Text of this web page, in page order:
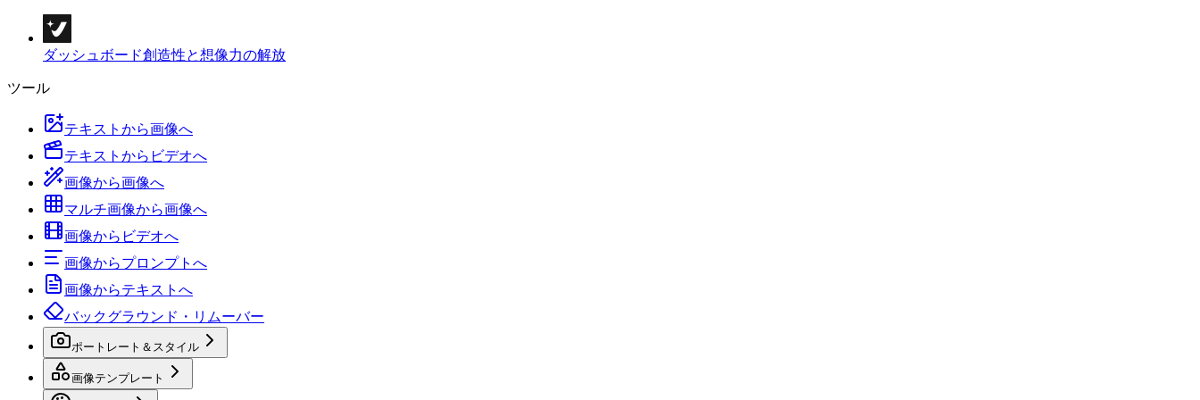
ダッシュボード創造性と想像力の解放
ツール
テキストから画像へ
テキストからビデオへ
画像から画像へ
マルチ画像から画像へ
画像からビデオへ
画像からプロンプトへ
画像からテキストへ
バックグラウンド・リムーバー
ポートレート＆スタイル
画像テンプレート